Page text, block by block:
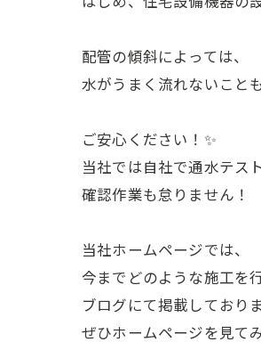
配管の傾斜によっては、
水がうまく流れないこと
ご安心ください！✨
当社では自社で通水テス
確認作業も怠りません！
当社ホームページでは、
今までどのような施工を
ブログにて掲載しており
ぜひホームページを見て